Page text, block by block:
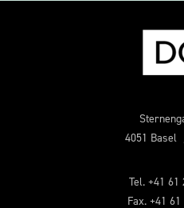
4051
Tel. +41 61
Fax. +41